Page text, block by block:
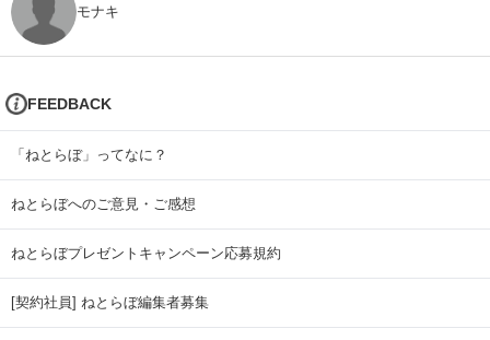
モナキ
FEEDBACK
「ねとらぼ」ってなに？
ねとらぼへのご意見・ご感想
ねとらぼプレゼントキャンペーン応募規約
[契約社員] ねとらぼ編集者募集